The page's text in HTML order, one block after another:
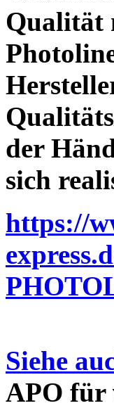
Qualität
der
sich
https://
Siehe
APO für